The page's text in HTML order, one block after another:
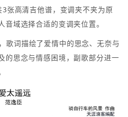
3张高清吉他谱，变调夹不夹为原
域选择合适的变调夹位置。
歌词描绘了爱情中的思念、无奈与
的思念与情感困境，副歌部分进一